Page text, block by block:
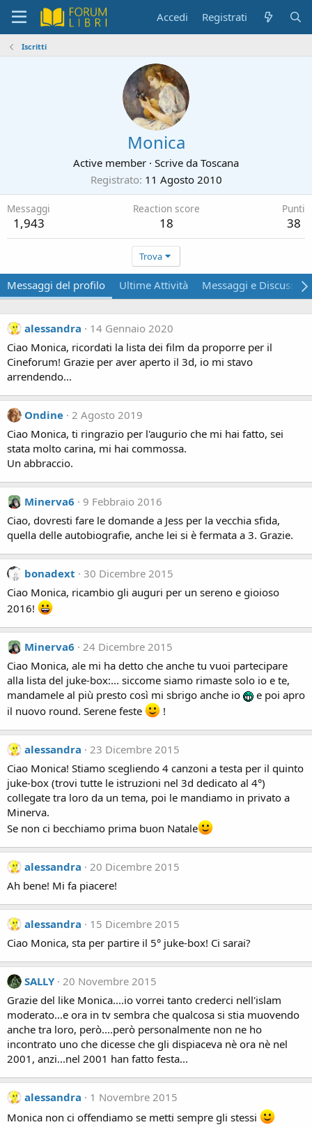
Accedi Registrati
Iscritti
Monica
Active member · Scrive da Toscana
Registrato 11 Agosto 2010
Messaggi
1,943
Reaction score
18
Punti
38
Trova
Messaggi del profilo Ultime Attività Messaggi e
alessandra
14 Gennaio 2020
Ciao Monica, ricordati la lista dei film da proporre per il
Cineforum! Grazie per aver aperto il 3d, io mi stavo
arrendendo...
Ondine 2 Agosto 2019
Ciao Monica, ti ringrazio per l'augurio che mi hai fatto, sei
stata molto carina, mi hai commossa.
Un abbraccio.
Minerva6
9 Febbraio 2016
Ciao, dovresti fare le domande a Jess per la vecchia sfida,
quella delle autobiografie, anche lei si è fermata a 3. Grazie.
bonadext
30 Dicembre 2015
Ciao Monica, ricambio gli auguri per un sereno e gioioso
2016!
Minerva6
24 Dicembre 2015
Ciao Monica, ale mi ha detto che anche tu vuoi partecipare
alla lista del juke-box:... siccome siamo rimaste solo io e te,
mandamele al più presto così mi sbrigo anche io
e poi apro
il nuovo round. Serene feste
!
alessandra
23 Dicembre 2015
Ciao Monica! Stiamo scegliendo 4 canzoni a testa per il quinto
juke-box (trovi tutte le istruzioni nel 3d dedicato al 4°)
collegate tra loro da un tema, poi le mandiamo in privato a
Minerva.
Se non ci becchiamo prima buon Natale
alessandra
20 Dicembre 2015
Ah bene! Mi fa piacere!
alessandra
15 Dicembre 2015
Ciao Monica, sta per partire il 5° juke-box! Ci sarai?
SALLY 20 Novembre 2015
Grazie del like Monica....io vorrei tanto crederci nell'islam
moderato...e ora in tv sembra che qualcosa si stia muovendo
anche tra loro, però....però personalmente non ne ho
incontrato uno che dicesse che gli dispiaceva nè ora nè nel
2001, anzi...nel 2001 han fatto festa...
alessandra
1 Novembre 2015
Monica non ci offendiamo se metti sempre gli stessi